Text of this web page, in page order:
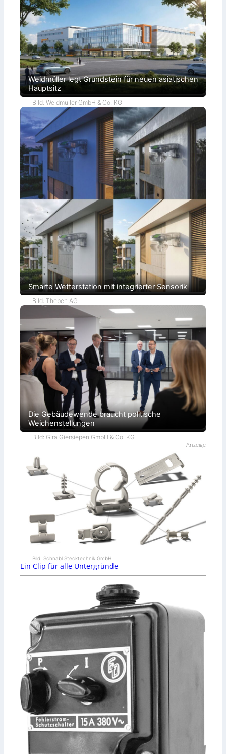
Weidmüller legt Grundstein für neuen asiatischen
Hauptsitz
Bild: Weidmüller GmbH & Co. KG
Smarte Wetterstation mit integrierter Sensorik
Bild: Theben AG
Die Gebäudewende braucht politische
Weichenstellungen
Bild: Gira Giersiepen GmbH & Co. KG
Anzeige
Bild: Schnabl Stecktechnik GmbH
Ein Clip für alle Untergründe